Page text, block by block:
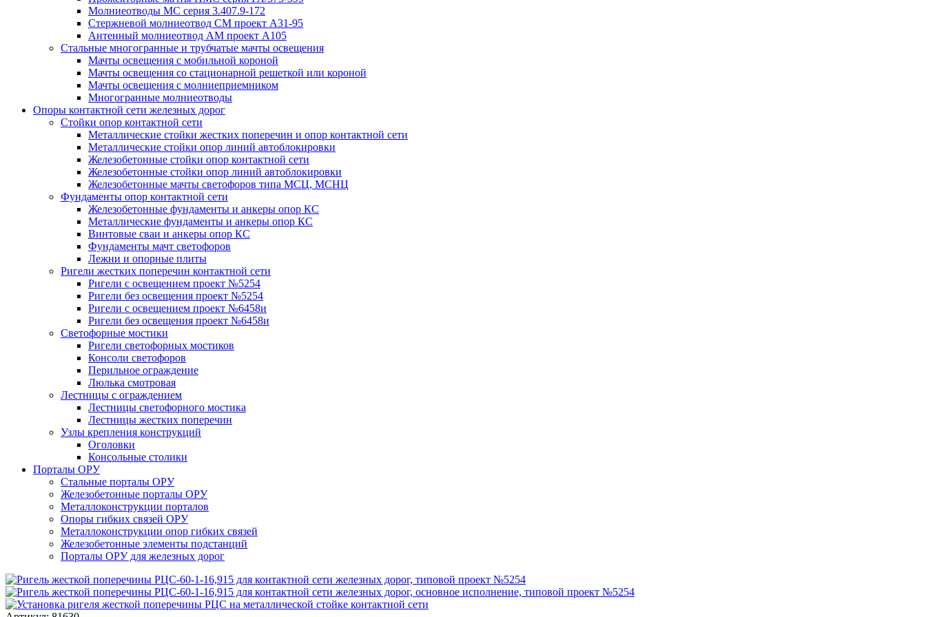
Молниеотводы МС серия 3.407.9-172
Стержневой молниеотвод СМ проект А31-95
Антенный молниеотвод АМ проект А105
Стальные многогранные и трубчатые мачты освещения
Мачты освещения с мобильной короной
Мачты освещения со стационарной решеткой или короной
Мачты освещения с молниеприемником
Многогранные молниеотводы
Опоры контактной сети железных дорог
Стойки опор контактной сети
Металлические стойки жестких поперечин и опор контактной сети
Металлические стойки опор линий автоблокировки
Железобетонные стойки опор контактной сети
Железобетонные стойки опор линий автоблокировки
Железобетонные мачты светофоров типа МСЦ, МСНЦ
Фундаменты опор контактной сети
Железобетонные фундаменты и анкеры опор КС
Металлические фундаменты и анкеры опор КС
Винтовые сваи и анкеры опор КС
Фундаменты мачт светофоров
Лежни и опорные плиты
Ригели жестких поперечин контактной сети
Ригели с освещением проект №5254
Ригели без освещения проект №5254
Ригели с освещением проект №6458и
Ригели без освещения проект №6458и
Светофорные мостики
Ригели светофорных мостиков
Консоли светофоров
Перильное ограждение
Люлька смотровая
Лестницы с ограждением
Лестницы светофорного мостика
Лестницы жестких поперечин
Узлы крепления конструкций
Оголовки
Консольные столики
Порталы ОРУ
Стальные порталы ОРУ
Железобетонные порталы ОРУ
Металлоконструкции порталов
Опоры гибких связей ОРУ
Металлоконструкции опор гибких связей
Железобетонные элементы подстанций
Порталы ОРУ для железных дорог